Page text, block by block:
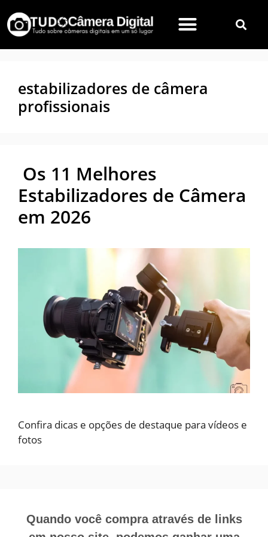
estabilizadores de câmera
profissionais
Os 11 Melhores
Estabilizadores de Câmera
em 2026
Confira dicas e opções de destaque para vídeos e
fotos
Quando você compra através de links